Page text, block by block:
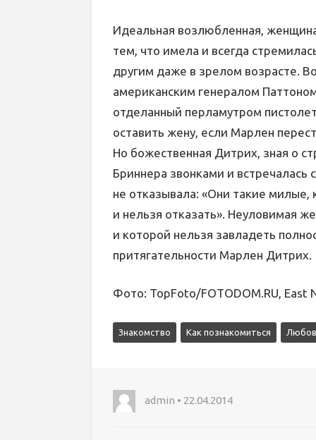
Идеальная возлюбленная,
тем, что имела и всегда
другим даже в зрелом возрасте.
американским генералом
отделанный перламутром
оставить жену, если Марлен
Но божественная Дитрих, зная о
Бриннера звонками и
не отказывала: «Они такие милые,
и нельзя отказать». Неуловимая
и которой нельзя завладеть
притягательности Марлен Дитрих.
Фото: TopFoto/FOTODOM.RU, East
Знакомство Как познакомиться
admin • 22.04.2014